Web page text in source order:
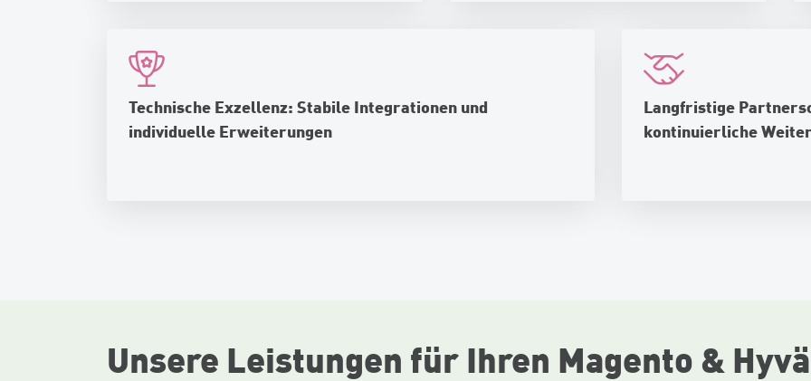
Technische Exzellenz: Stabile Integrationen und
individuelle Erweiterungen
Langfristige
kontinuierliche
Unsere Leistungen für Ihren Magento &